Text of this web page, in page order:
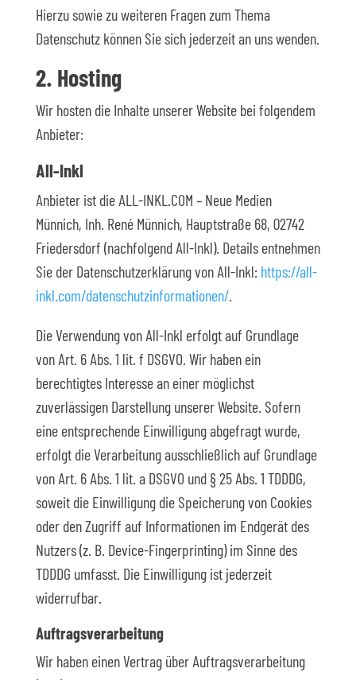
Hierzu sowie zu weiteren Fragen zum Thema
Datenschutz können Sie sich jederzeit an uns wenden.
2. Hosting
Wir hosten die Inhalte unserer Website bei folgendem
Anbieter:
All-Inkl
Anbieter ist die ALL-INKL.COM – Neue Medien
Münnich, Inh. René Münnich, Hauptstraße 68, 02742
Friedersdorf (nachfolgend All-Inkl). Details entnehmen
Sie der Datenschutzerklärung von All-Inkl: https://all-
inkl.com/datenschutzinformationen/.
Die Verwendung von All-Inkl erfolgt auf Grundlage
von Art. 6 Abs. 1 lit. f DSGVO. Wir haben ein
berechtigtes Interesse an einer möglichst
zuverlässigen Darstellung unserer Website. Sofern
eine entsprechende Einwilligung abgefragt wurde,
erfolgt die Verarbeitung ausschließlich auf Grundlage
von Art. 6 Abs. 1 lit. a DSGVO und § 25 Abs. 1 TDDDG,
soweit die Einwilligung die Speicherung von Cookies
oder den Zugriff auf Informationen im Endgerät des
Nutzers (z. B. Device-Fingerprinting) im Sinne des
TDDDG umfasst. Die Einwilligung ist jederzeit
widerrufbar.
Auftragsverarbeitung
Wir haben einen Vertrag über Auftragsverarbeitung